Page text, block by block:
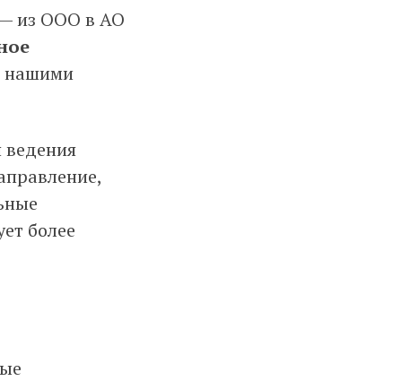
— из ООО в АО
нашими
ведения
более